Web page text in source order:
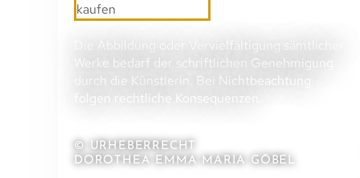
Die Abbildung oder Vervielfältigung sämtlicher
Werke bedarf der schriftlichen Genehmigung
durch die Künstlerin. Bei Nichtbeachtung
folgen rechtliche Konsequenzen.
© URHEBERRECHT
DOROTHEA EMMA MARIA GÖBEL